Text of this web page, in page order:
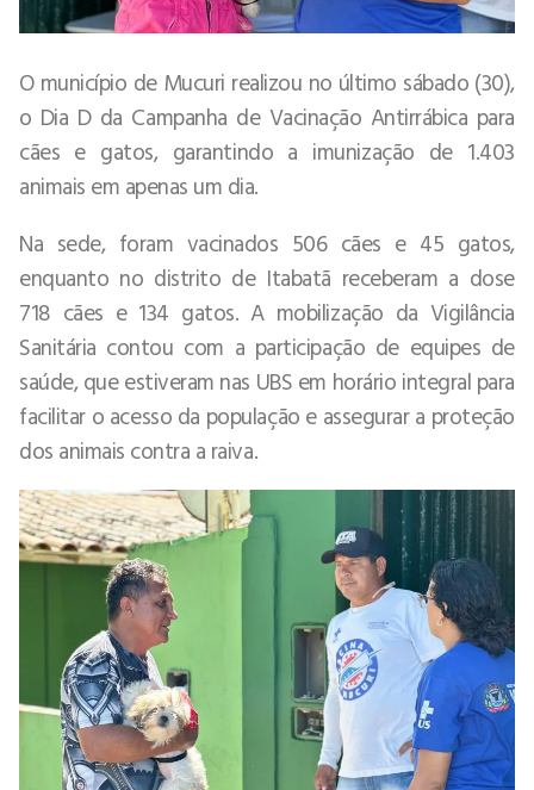
O município de Mucuri realizou no último sábado (30),
o Dia D da Campanha de Vacinação Antirrábica para
cães e gatos, garantindo a imunização de 1.403
animais em apenas um dia.
Na sede, foram vacinados 506 cães e 45 gatos,
enquanto no distrito de Itabatã receberam a dose
718 cães e 134 gatos. A mobilização da Vigilância
Sanitária contou com a participação de equipes de
saúde, que estiveram nas UBS em horário integral para
facilitar o acesso da população e assegurar a proteção
dos animais contra a raiva.